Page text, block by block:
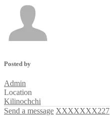
Posted by
Admin
Location
Kilinochchi
Send a message XXXXXXX227